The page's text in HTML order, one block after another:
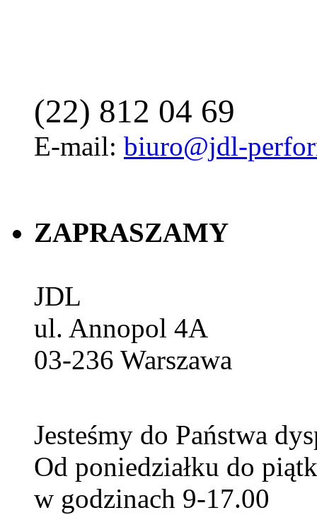
(22) 812 04 69
E-mail: biuro@jdl-
ZAPRASZAMY
JDL
ul. Annopol 4A
03-236 Warszawa
Jesteśmy do Państwa
Od poniedziałku do
w godzinach 9-17.00